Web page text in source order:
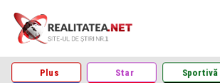
Plus Star Sportivă